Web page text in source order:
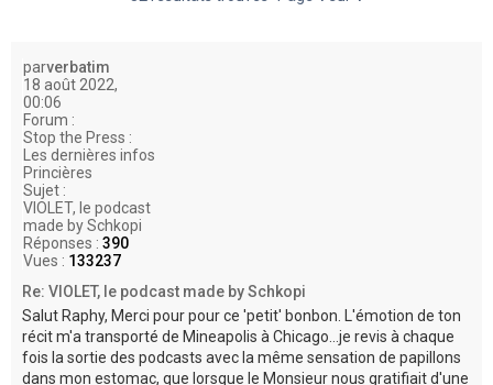
parverbatim
18 août 2022,
00:06
Forum :
Stop the Press :
Les dernières infos
Princières
Sujet :
VIOLET, le podcast
made by Schkopi
Réponses : 390
Vues : 133237
Re: VIOLET, le podcast made by Schkopi
Salut Raphy, Merci pour pour ce 'petit' bonbon. L'émotion de ton
récit m'a transporté de Mineapolis à Chicago...je revis à chaque
fois la sortie des podcasts avec la même sensation de papillons
dans mon estomac, que lorsque le Monsieur nous gratifiait d'une